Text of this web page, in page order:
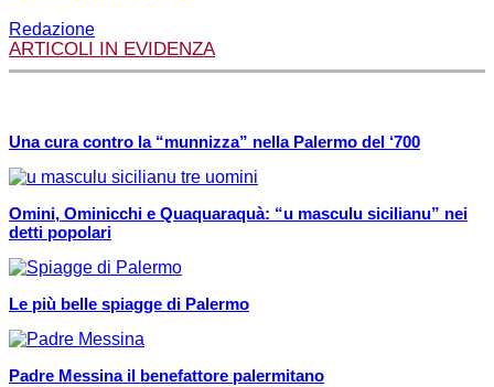
Redazione
ARTICOLI IN EVIDENZA
Una cura contro la “munnizza” nella Palermo del ‘700
Omini, Ominicchi e Quaquaraquà: “u masculu sicilianu” nei
detti popolari
Le più belle spiagge di Palermo
Padre Messina il benefattore palermitano